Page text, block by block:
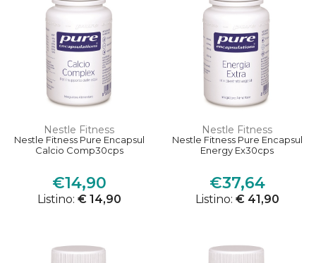
Nestle Fitness
Nestle Fitness Pure Encapsul
Calcio Comp30cps
€14,90
Listino: € 14,90
Nestle Fitness
Nestle Fitness Pure Encapsul
Energy Ex30cps
€37,64
Listino: € 41,90